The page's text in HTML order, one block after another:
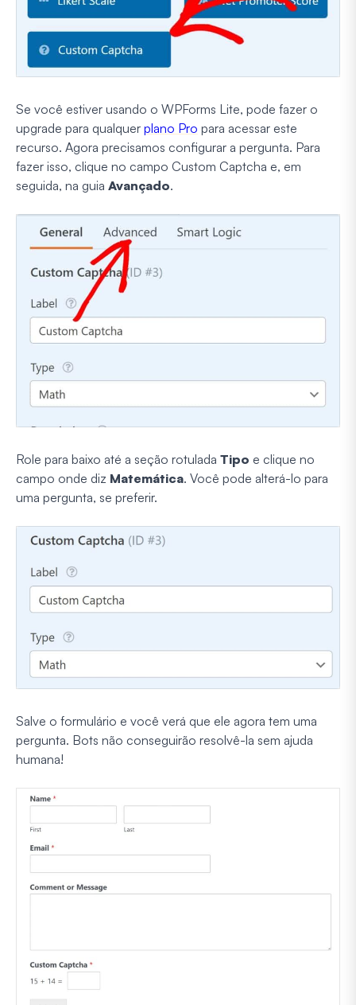
Se você estiver usando o WPForms Lite, pode fazer o
upgrade para qualquer plano Pro para acessar este
recurso. Agora precisamos configurar a pergunta. Para
fazer isso, clique no campo Custom Captcha e, em
seguida, na guia Avançado.
Role para baixo até a seção rotulada Tipo e clique no
campo onde diz Matemática. Você pode alterá-lo para
uma pergunta, se preferir.
Salve o formulário e você verá que ele agora tem uma
pergunta. Bots não conseguirão resolvê-la sem ajuda
humana!